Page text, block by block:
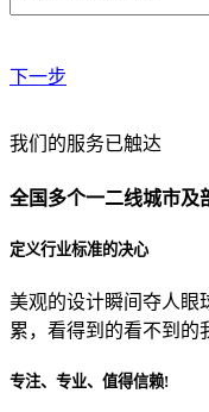
下一步
贵公司预算范围是？
贵公司的团队规模是？
目前主要的营销渠道是
我们的服务已触达
全国多个一二线城市及
定义行业标准的决心
美观的设计瞬间夺人眼
累，看得到的看不到的
专注、专业、值得信赖!